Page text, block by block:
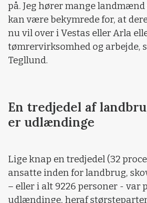
på. Jeg hører mange landmænd
kan være bekymrede for, at
nu vil over i Vestas eller Arla
tømrervirksomhed og arbejde,
Tegllund.
En tredjedel af
er udlændinge
Lige knap en tredjedel (32
ansatte inden for landbrug,
– eller i alt 9226 personer - var
udlændinge, heraf